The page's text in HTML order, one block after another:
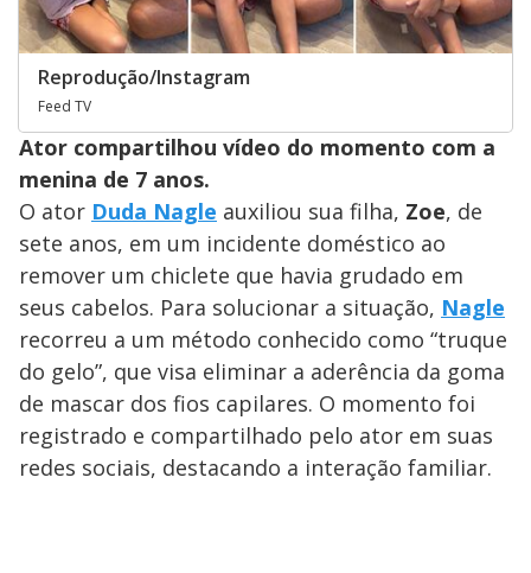
Reprodução/Instagram
Feed TV
Ator compartilhou vídeo do momento com a
menina de 7 anos.
O ator Duda Nagle auxiliou sua filha, Zoe, de
sete anos, em um incidente doméstico ao
remover um chiclete que havia grudado em
seus cabelos. Para solucionar a situação, Nagle
recorreu a um método conhecido como “truque
do gelo”, que visa eliminar a aderência da goma
de mascar dos fios capilares. O momento foi
registrado e compartilhado pelo ator em suas
redes sociais, destacando a interação familiar.